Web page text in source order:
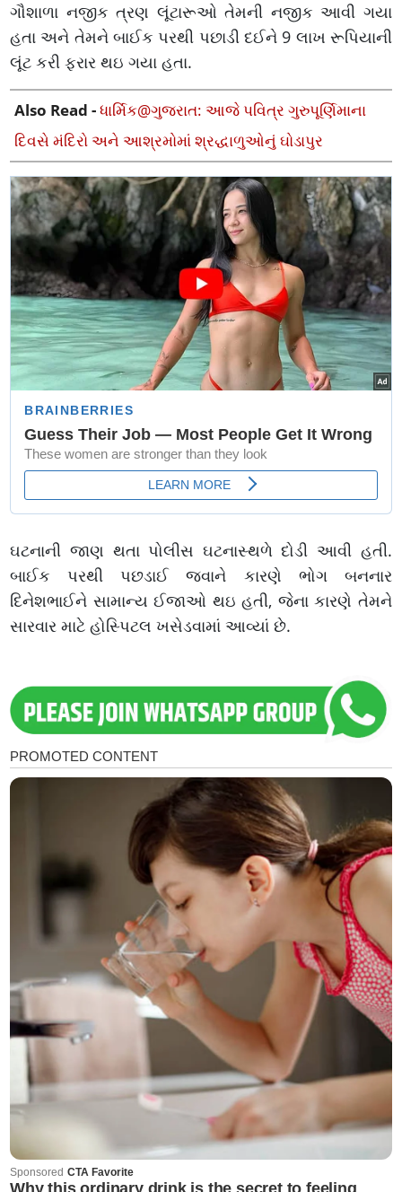
ગૌશાળા નજીક ત્રણ લૂંટારૂઓ તેમની નજીક આવી ગયા
હતા અને તેમને બાઈક પરથી પછાડી દઈને 9 લાખ રૂપિયાની
લૂંટ કરી ફરાર થઇ ગયા હતા.
Also Read -ધાર્મિક@ગુજરાત: આજે પવિત્ર ગુરુપૂર્ણિમાના
દિવસે મંદિરો અને આશ્રમોમાં શ્રદ્ધાળુઓનું ઘોડાપુર
ઘટનાની જાણ થતા પોલીસ ઘટનાસ્થળે દોડી આવી હતી.
બાઈક પરથી પછડાઈ જવાને કારણે ભોગ બનનાર
દિનેશભાઈને સામાન્ય ઈજાઓ થઇ હતી, જેના કારણે તેમને
સારવાર માટે હોસ્પિટલ ખસેડવામાં આવ્યાં છે.